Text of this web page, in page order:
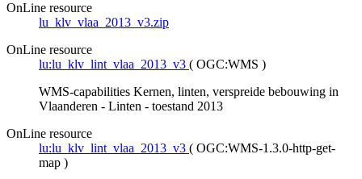
OnLine resource
lu_klv_vlaa_2013_v3.zip
OnLine resource
lu:lu_klv_lint_vlaa_2013_v3 ( OGC:WMS )
WMS-capabilities Kernen, linten, verspreide bebouwing in
Vlaanderen - Linten - toestand 2013
OnLine resource
lu:lu_klv_lint_vlaa_2013_v3 ( OGC:WMS-1.3.0-http-get-
map )